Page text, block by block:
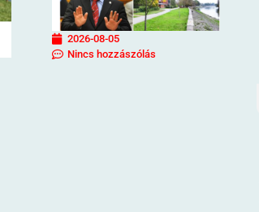
2026-08-05
Nincs hozzászólás